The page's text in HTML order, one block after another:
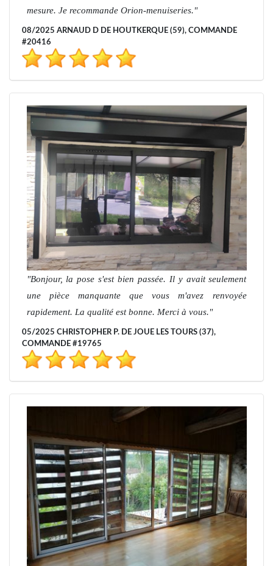
mesure. Je recommande Orion-menuiseries.
08/2025 ARNAUD D DE HOUTKERQUE (59), COMMANDE
#20416
Bonjour, la pose s'est bien passée. Il y avait seulement
une pièce manquante que vous m'avez renvoyée
rapidement. La qualité est bonne. Merci à vous.
05/2025 CHRISTOPHER P. DE JOUE LES TOURS (37),
COMMANDE #19765